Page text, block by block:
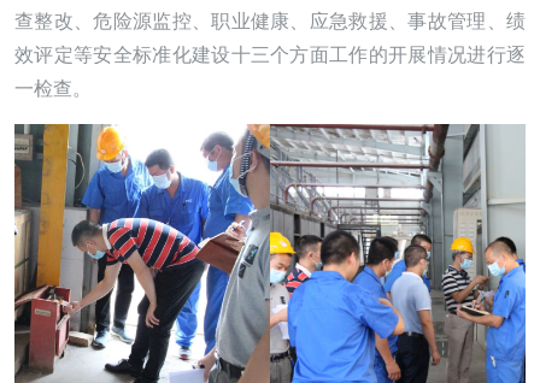
查整改、危险源监控、职业健康、应急救援、事故管理、绩
效评定等安全标准化建设十三个方面工作的开展情况进行逐
一检查。